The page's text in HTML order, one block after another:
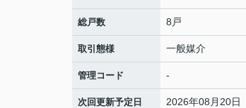
総戸数 8戸
取引態様 一般媒介
管理コード -
次回更新予定日 2026年08月20日